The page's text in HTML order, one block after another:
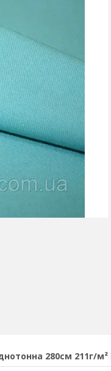
280см 211г/м²